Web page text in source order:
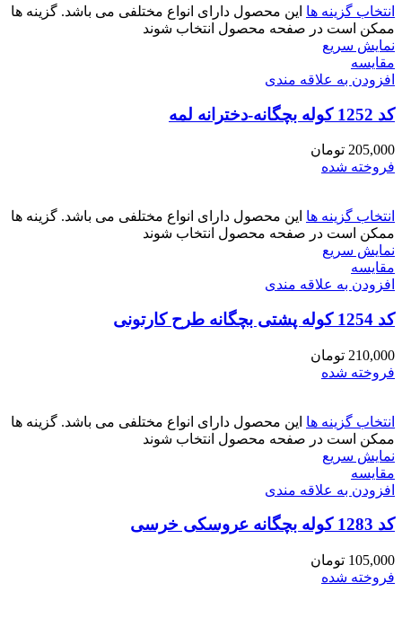
انتخاب گزینه ها این محصول دارای انواع مختلفی می باشد. گزینه ها
ممکن است در صفحه محصول انتخاب شوند
نمایش سریع
مقايسه
افزودن به علاقه مندی
کد 1252 کوله بچگانه-دخترانه لمه
205,000 تومان
فروخته شده
انتخاب گزینه ها این محصول دارای انواع مختلفی می باشد. گزینه ها
ممکن است در صفحه محصول انتخاب شوند
نمایش سریع
مقايسه
افزودن به علاقه مندی
کد 1254 کوله پشتی بچگانه طرح کارتونی
210,000 تومان
فروخته شده
انتخاب گزینه ها این محصول دارای انواع مختلفی می باشد. گزینه ها
ممکن است در صفحه محصول انتخاب شوند
نمایش سریع
مقايسه
افزودن به علاقه مندی
کد 1283 کوله بچگانه عروسکی خرسی
105,000 تومان
فروخته شده